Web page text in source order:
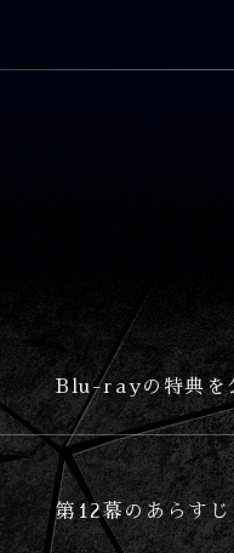
Blu-rayの特典を
第12幕のあらす